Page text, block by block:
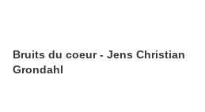
Bruits du coeur - Jens Christian
Grondahl